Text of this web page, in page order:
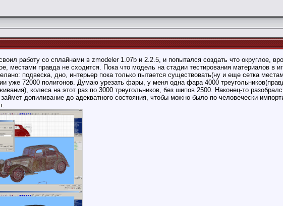
работу со сплайнами в zmodeler 1.07b и 2.2.5, и попытался создать что округлое,
местами правда не сходится. Пока что модель на стадии тестирования материалов в
подвеска, дно, интерьер пока только пытается существовать(ну и еще сетка
уже 72000 полигонов. Думаю урезать фары, у меня одна фара 4000
колеса на этот раз по 3000 треугольников, без шипов 2500. Наконец-то
допиливание до адекватного состояния, чтобы можно было по-человечески